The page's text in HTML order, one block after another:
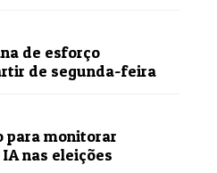
de esforço
de segunda-feira
para monitorar
nas eleições